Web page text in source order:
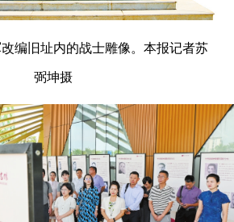
编旧址内的战士雕像。本报记者苏
弼坤摄